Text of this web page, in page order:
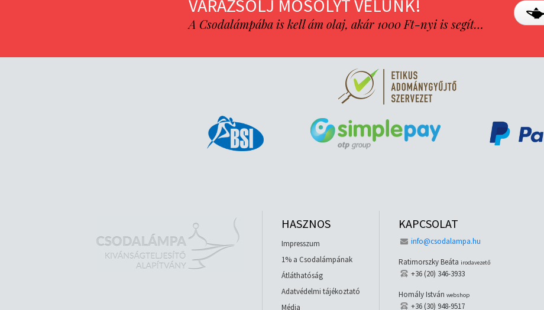
VARÁZSOLJ MOSOLYT VELÜNK!
A Csodalámpába is kell ám olaj, akár 1000 Ft-nyi is segít…
HASZNOS
Impresszum
1% a Csodalámpának
Átláthatóság
Adatvédelmi tájékoztató
Média
KAPCSOLAT
info@csodalampa.hu
Ratimorszky Beáta irodavezető
+36 (20) 346-3933
Homály István webshop
+36 (30) 948-9517